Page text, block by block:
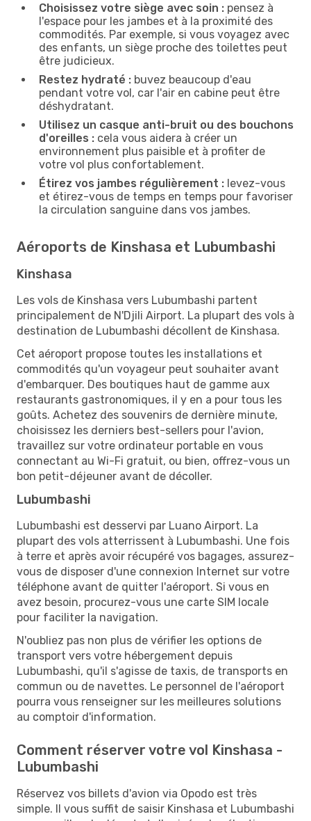
Choisissez votre siège avec soin : pensez à
l'espace pour les jambes et à la proximité des
commodités. Par exemple, si vous voyagez avec
des enfants, un siège proche des toilettes peut
être judicieux.
Restez hydraté : buvez beaucoup d'eau
pendant votre vol, car l'air en cabine peut être
déshydratant.
Utilisez un casque anti-bruit ou des bouchons
d'oreilles : cela vous aidera à créer un
environnement plus paisible et à profiter de
votre vol plus confortablement.
Étirez vos jambes régulièrement : levez-vous
et étirez-vous de temps en temps pour favoriser
la circulation sanguine dans vos jambes.
Aéroports de Kinshasa et Lubumbashi
Kinshasa
Les vols de Kinshasa vers Lubumbashi partent
principalement de N'Djili Airport. La plupart des vols à
destination de Lubumbashi décollent de Kinshasa.
Cet aéroport propose toutes les installations et
commodités qu'un voyageur peut souhaiter avant
d'embarquer. Des boutiques haut de gamme aux
restaurants gastronomiques, il y en a pour tous les
goûts. Achetez des souvenirs de dernière minute,
choisissez les derniers best-sellers pour l'avion,
travaillez sur votre ordinateur portable en vous
connectant au Wi-Fi gratuit, ou bien, offrez-vous un
bon petit-déjeuner avant de décoller.
Lubumbashi
Lubumbashi est desservi par Luano Airport. La
plupart des vols atterrissent à Lubumbashi. Une fois
à terre et après avoir récupéré vos bagages, assurez-
vous de disposer d'une connexion Internet sur votre
téléphone avant de quitter l'aéroport. Si vous en
avez besoin, procurez-vous une carte SIM locale
pour faciliter la navigation.
N'oubliez pas non plus de vérifier les options de
transport vers votre hébergement depuis
Lubumbashi, qu'il s'agisse de taxis, de transports en
commun ou de navettes. Le personnel de l'aéroport
pourra vous renseigner sur les meilleures solutions
au comptoir d'information.
Comment réserver votre vol Kinshasa -
Lubumbashi
Réservez vos billets d'avion via Opodo est très
simple. Il vous suffit de saisir Kinshasa et Lubumbashi